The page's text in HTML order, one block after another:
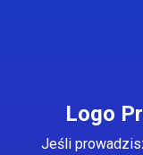
Logo
Jeśli